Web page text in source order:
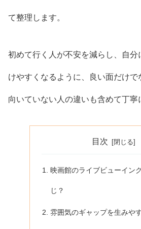
て整理します。
初めて行く人が不安を減らし、自分
けやすくなるように、良い面だけで
向いていない人の違いも含めて丁寧
目次
映画館のライブビューイン
じ？
雰囲気のギャップを生みや